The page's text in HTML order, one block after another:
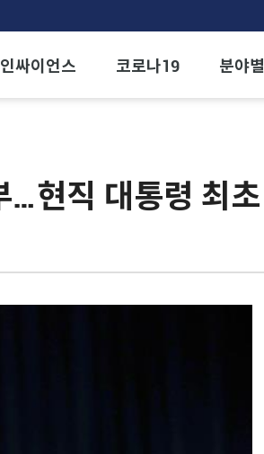
인싸이언스 코로나19 분야별
…현직 대통령 최초